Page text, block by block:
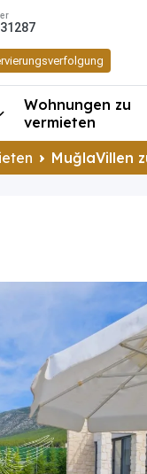
Wohnungen zu
vermieten
MuğlaVillen